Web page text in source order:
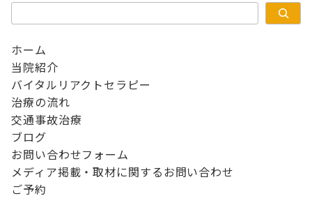
ホーム
当院紹介
バイタルリアクトセラピー
治療の流れ
交通事故治療
ブログ
お問い合わせフォーム
メディア掲載・取材に関するお問い合わせ
ご予約